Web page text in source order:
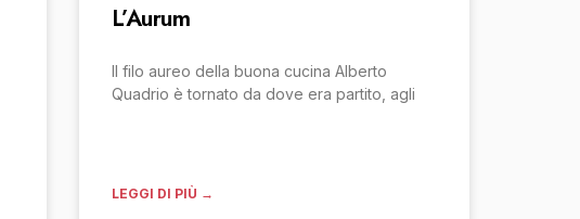
L’Aurum
Il filo aureo della buona cucina Alberto
Quadrio è tornato da dove era partito, agli
LEGGI DI PIÙ →